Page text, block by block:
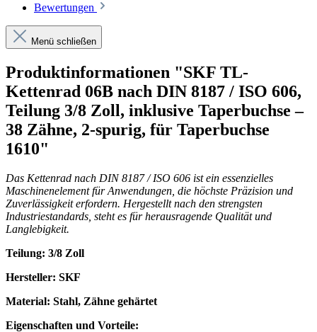
Bewertungen
Menü schließen
Produktinformationen "SKF TL-
Kettenrad 06B nach DIN 8187 / ISO 606,
Teilung 3/8 Zoll, inklusive Taperbuchse –
38 Zähne, 2-spurig, für Taperbuchse
1610"
Das Kettenrad nach DIN 8187 / ISO 606 ist ein essenzielles
Maschinenelement für Anwendungen, die höchste Präzision und
Zuverlässigkeit erfordern. Hergestellt nach den strengsten
Industriestandards, steht es für herausragende Qualität und
Langlebigkeit.
Teilung: 3/8 Zoll
Hersteller: SKF
Material: Stahl, Zähne gehärtet
Eigenschaften und Vorteile: